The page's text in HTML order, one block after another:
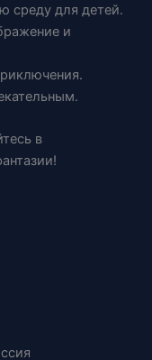
среду для детей.
и
в